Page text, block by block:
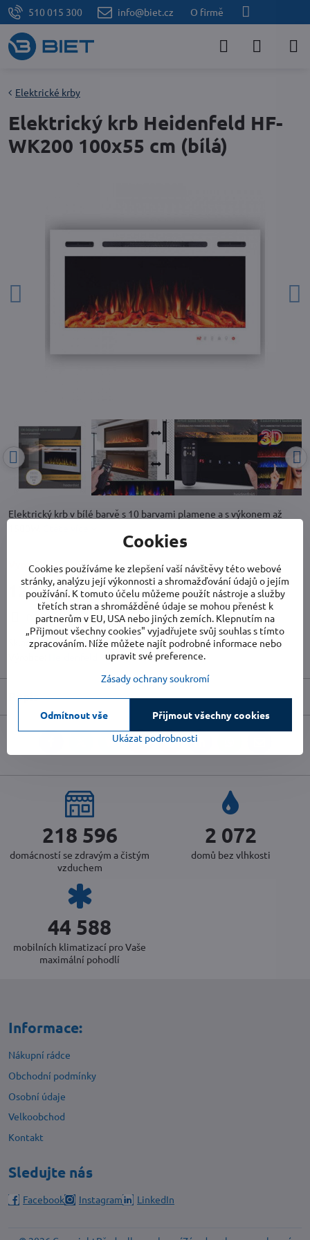
510 015 300 info@biet.cz O firmě
Elektrické krby
Elektrický krb Heidenfeld HF-
WK200 100x55 cm (bílá)
Elektrický krb v bílé barvě s 10 barvami plamene a s výkonem až
Vyprodáno
12 490 Kč
Doručení
Skladové číslo:MW-PR0030352-08
Popis
BlueskyPinterestReddit
mail
234 843
domácností se zdravým a čistým
vzduchem
2 226
domů bez vlhkosti
47 728
mobilních klimatizací pro Vaše
maximální pohodlí
Informace:
Nákupní rádce
Obchodní podmínky
Osobní údaje
Velkoobchod
Kontakt
Sledujte nás
Facebook Instagram LinkedIn
Cookies
Cookies používáme ke zlepšení vaší návštěvy této webové
stránky, analýzu její výkonnosti a shromažďování údajů o jejím
používání. K tomuto účelu můžeme použít nástroje a služby
třetích stran a shromážděné údaje se mohou přenést k
partnerům v EU, USA nebo jiných zemích. Klepnutím na
„Přijmout všechny cookies" vyjadřujete svůj souhlas s tímto
zpracováním. Níže můžete najít podrobné informace nebo
upravit své preference.
Zásady ochrany soukromí
Ukázat podrobnosti
Přijmout všechny cookies
Odmítnout vše